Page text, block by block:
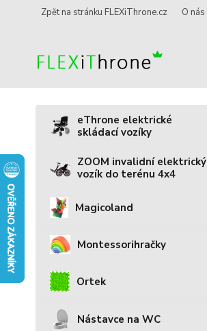
Zpět na stránku FLEXiThrone.cz O nás
eThrone elektrické
skládací vozíky
ZOOM invalidní elektrický
vozík do terénu 4x4
Magicoland
Montessorihračky
Ortek
Nástavce na WC